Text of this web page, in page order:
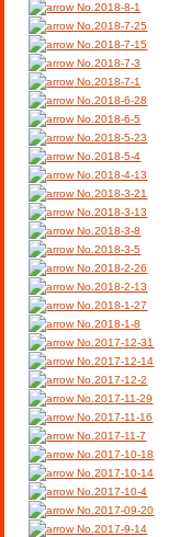
No.2018-8-1
No.2018-7-25
No.2018-7-15
No.2018-7-3
No.2018-7-1
No.2018-6-28
No.2018-6-5
No.2018-5-23
No.2018-5-4
No.2018-4-13
No.2018-3-21
No.2018-3-13
No.2018-3-8
No.2018-3-5
No.2018-2-26
No.2018-2-13
No.2018-1-27
No.2018-1-8
No.2017-12-31
No.2017-12-14
No.2017-12-2
No.2017-11-29
No.2017-11-16
No.2017-11-7
No.2017-10-18
No.2017-10-14
No.2017-10-4
No.2017-09-20
No.2017-9-14